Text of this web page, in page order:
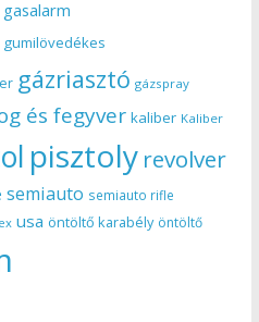
gasalarm
gumilövedékes
gázriasztó gázspray
és fegyver kaliber Kaliber
pisztoly revolver
semiauto semiauto rifle
usa öntöltő karabély öntöltő